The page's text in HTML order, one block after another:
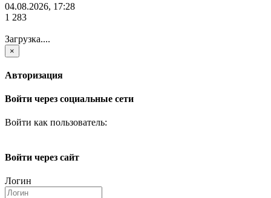
04.08.2026, 17:28
1 283
Загрузка....
×
Авторизация
Войти через социальные сети
Войти как пользователь:
Войти через сайт
Логин